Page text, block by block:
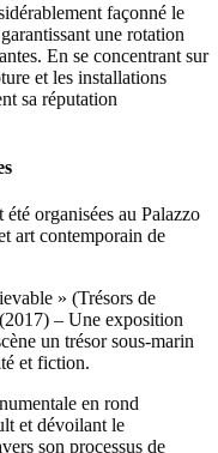
façonné le
une rotation
En se concentrant sur
et les installations
sa réputation
organisées au Palazzo
art contemporain de
» (Trésors de
– Une exposition
un trésor sous-marin
et fiction.
en rond
et dévoilant le
son processus de